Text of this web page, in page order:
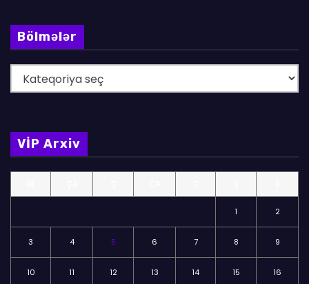
Bölmələr
ö
m
l
VİP Arxiv
1 2
3 4 5 6 7 8 9
10 11 12 13 14 15 16